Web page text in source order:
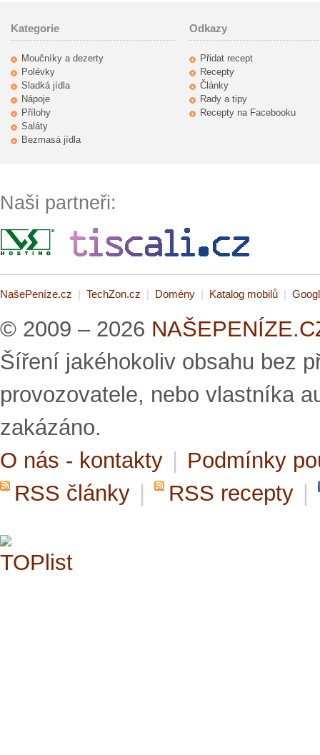
Kategorie
Moučníky a dezerty
Polévky
Sladká jídla
Nápoje
Přílohy
Saláty
Bezmasá jídla
Odkazy
Přidat recept
Recepty
Články
Rady a tipy
Recepty na Facebooku
Naši partneři:
NašePeníze.cz | TechZon.cz | Domény | Katalog mobilů |
© 2009 – 2026
Šíření jakéhokoliv obsahu bez
provozovatele, nebo vlastníka
zakázáno.
O nás - kontakty | Podmínky
RSS články | RSS recepty |